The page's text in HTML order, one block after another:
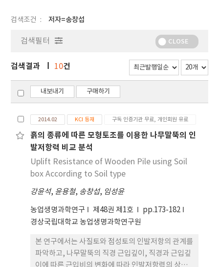
검색조건 저자=송창섭
검색필터 CLOSE
검색결과 10건
내보내기 구매하기
2014.02 KCI 등재 구독 인증기관 무료, 개인회원 유료
흙의 종류에 따른 모형토조를 이용한 나무말뚝의 인
발저항력 비교 분석
Uplift Resistance of Wooden Pile using Soil
box According to Soil type
강윤석, 윤용철, 송창섭, 임성윤
농업생명과학연구 제48권 제1호
pp.173-182
경상국립대학교 농업생명과학연구원
본 연구에서는 사질토와 점성토의 인발저항의 관계를
파악하고, 나무말뚝의 직경 근입깊이, 직경과 근입깊